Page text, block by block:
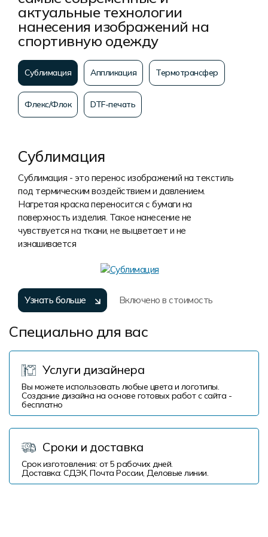
актуальные технологии
нанесения изображений на
спортивную одежду
Сублимация Аппликация Термотрансфер
Флекс/Флок DTF-печать
Сублимация
Сублимация - это перенос изображений на текстиль
под термическим воздействием и давлением.
Нагретая краска переносится с бумаги на
поверхность изделия. Такое нанесение не
чувствуется на ткани, не выцветает и не
изнашивается
Узнать больше Включено в стоимость
Специально для вас
Услуги дизайнера
Вы можете использовать любые цвета и логотипы.
Создание дизайна на основе готовых работ с сайта -
бесплатно
Сроки и доставка
Срок изготовления: от 5 рабочих дней.
Доставка: СДЭК, Почта России, Деловые линии.